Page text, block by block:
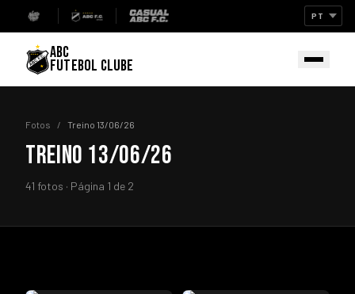
ABC
FUTEBOL CLUBE
Fotos / Treino 13/06/26
TREINO 13/06/26
41 fotos · Página 1 de 2